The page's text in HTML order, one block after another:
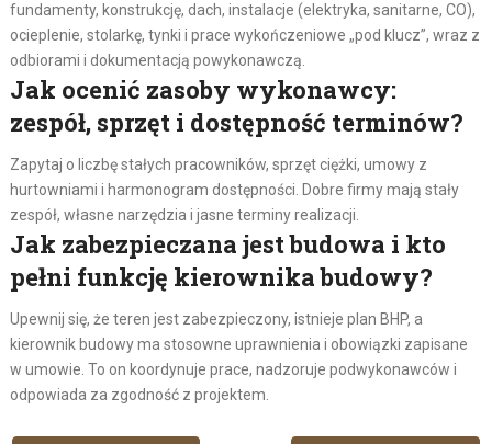
fundamenty, konstrukcję, dach, instalacje (elektryka, sanitarne, CO),
ocieplenie, stolarkę, tynki i prace wykończeniowe „pod klucz”, wraz z
odbiorami i dokumentacją powykonawczą.
Jak ocenić zasoby wykonawcy:
zespół, sprzęt i dostępność terminów?
Zapytaj o liczbę stałych pracowników, sprzęt ciężki, umowy z
hurtowniami i harmonogram dostępności. Dobre firmy mają stały
zespół, własne narzędzia i jasne terminy realizacji.
Jak zabezpieczana jest budowa i kto
pełni funkcję kierownika budowy?
Upewnij się, że teren jest zabezpieczony, istnieje plan BHP, a
kierownik budowy ma stosowne uprawnienia i obowiązki zapisane
w umowie. To on koordynuje prace, nadzoruje podwykonawców i
odpowiada za zgodność z projektem.